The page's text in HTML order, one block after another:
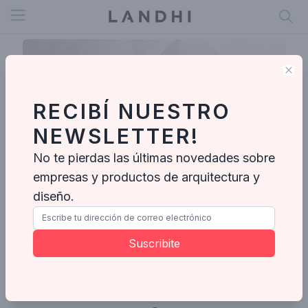
Open menu
Rogelio
RECIBÍ NUESTRO
NEWSLETTER!
No te pierdas las últimas novedades sobre
empresas y productos de arquitectura y
diseño.
Suscribite